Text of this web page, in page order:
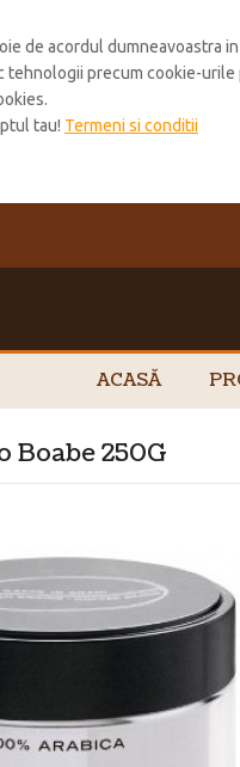
de acordul dumneavoastra
precum cookie-urile
tau! Termeni si conditii
ACASĂ
Boabe 250G